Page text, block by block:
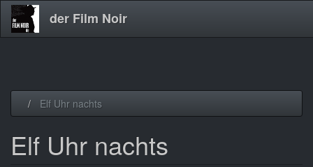
der Film Noir
Elf Uhr nachts
Elf Uhr nachts